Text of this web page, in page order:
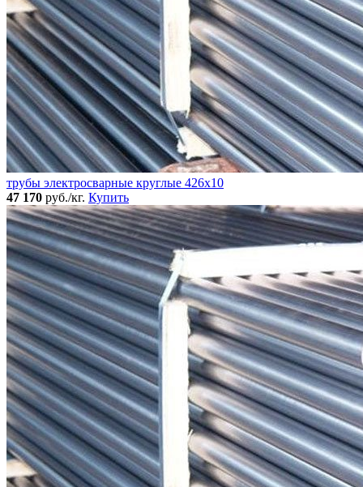
трубы электросварные круглые 426x10
47 170 руб./кг. Купить